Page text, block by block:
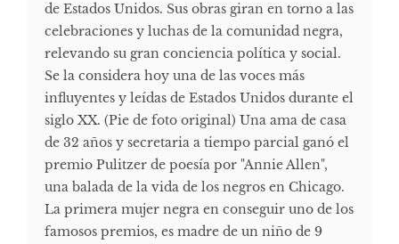
de Estados Unidos. Sus obras giran en torno a las
celebraciones y luchas de la comunidad negra,
relevando su gran conciencia política y social.
Se la considera hoy una de las voces más
influyentes y leídas de Estados Unidos durante el
siglo XX. (Pie de foto original) Una ama de casa
de 32 años y secretaria a tiempo parcial ganó el
premio Pulitzer de poesía por "Annie Allen",
una balada de la vida de los negros en Chicago.
La primera mujer negra en conseguir uno de los
famosos premios, es madre de un niño de 9